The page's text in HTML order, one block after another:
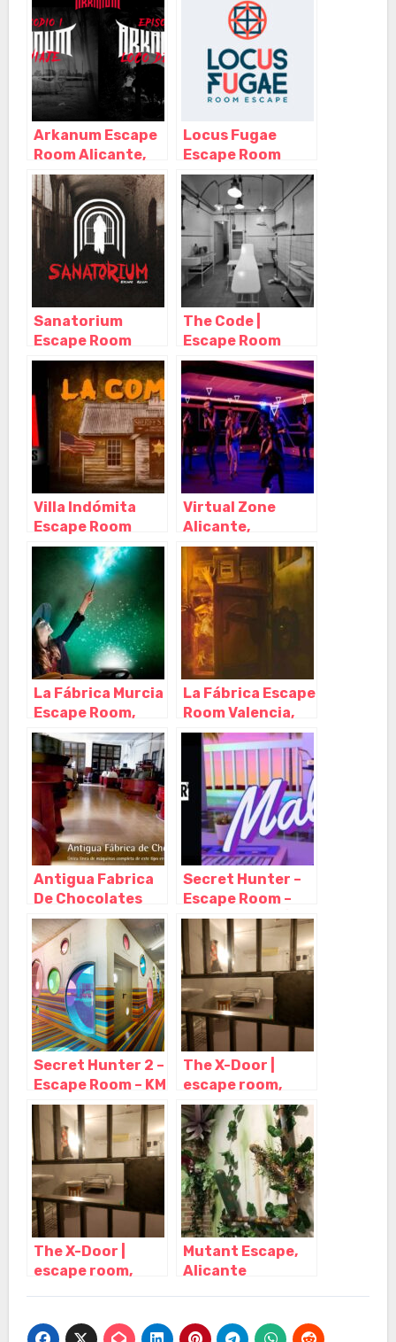
Alicante
(Alacant) –
Alicante
Arkanum Escape
Room Alicante,
Alicante
(Alacant) –
Alicante
Locus Fugae
Escape Room
Alicante,
Alicante
(Alacant) –
Alicante
Sanatorium
Escape Room
Alicante,
Alicante
(Alacant) –
Alicante
The Code |
Escape Room
Alicante,
Alicante
(Alacant) –
Alicante
Villa Indómita
Escape Room
Alicante,
Alicante
(Alacant) –
Alicante
Virtual Zone
Alicante,
Alicante
(Alacant) –
Alicante
La Fábrica Murcia
Escape Room,
Alcantarilla –
Murcia
La Fábrica Escape
Room Valencia,
Alacuás –
Valencia
Antigua Fabrica
De Chocolates
Herranz,
Migueláñez –
Segovia
Secret Hunter –
Escape Room –
SUITE, MALIBÚ,
DIAMANTE Y
CALAVERA,
Alicante
(Alacant) –
Alicante
Secret Hunter 2 –
Escape Room – KM
18, Alicante
(Alacant) –
Alicante
The X-Door |
escape room,
Alicante
(Alacant) –
Alicante
The X-Door |
escape room,
Alicante
Mutant Escape,
Alicante